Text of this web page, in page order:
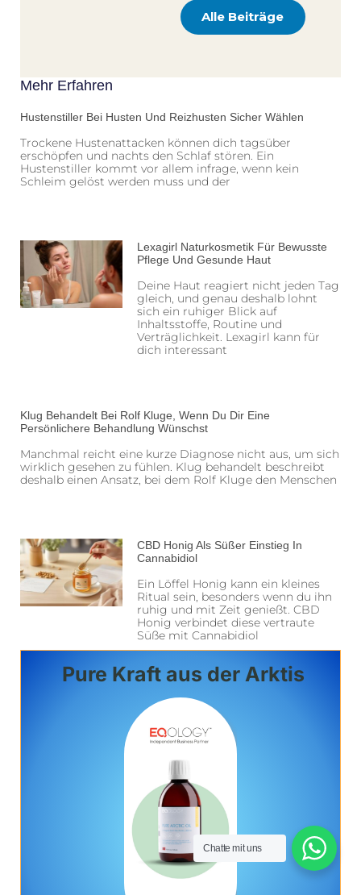
Alle Beiträge
Mehr Erfahren
Hustenstiller Bei Husten Und Reizhusten Sicher Wählen
Trockene Hustenattacken können dich tagsüber
erschöpfen und nachts den Schlaf stören. Ein
Hustenstiller kommt vor allem infrage, wenn kein
Schleim gelöst werden muss und der
Lexagirl Naturkosmetik Für Bewusste
Pflege Und Gesunde Haut
Deine Haut reagiert nicht jeden Tag
gleich, und genau deshalb lohnt
sich ein ruhiger Blick auf
Inhaltsstoffe, Routine und
Verträglichkeit. Lexagirl kann für
dich interessant
Klug Behandelt Bei Rolf Kluge, Wenn Du Dir Eine
Persönlichere Behandlung Wünschst
Manchmal reicht eine kurze Diagnose nicht aus, um sich
wirklich gesehen zu fühlen. Klug behandelt beschreibt
deshalb einen Ansatz, bei dem Rolf Kluge den Menschen
CBD Honig Als Süßer Einstieg In
Cannabidiol
Ein Löffel Honig kann ein kleines
Ritual sein, besonders wenn du ihn
ruhig und mit Zeit genießt. CBD
Honig verbindet diese vertraute
Süße mit Cannabidiol
Pure Kraft aus der Arktis
Chatte mit uns